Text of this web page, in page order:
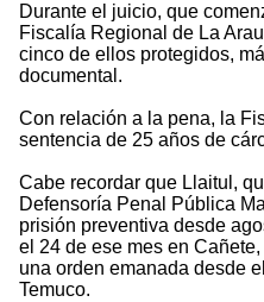
Durante el juicio, que
Fiscalía Regional de La
cinco de ellos protegidos,
documental.
Con relación a la pena, la
sentencia de 25 años de
Cabe recordar que Llaitul,
Defensoría Penal Pública
prisión preventiva desde
el 24 de ese mes en
una orden emanada desde
Temuco.